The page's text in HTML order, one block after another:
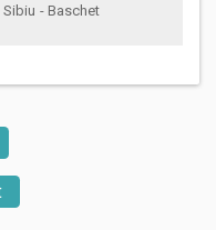
Sibiu - Baschet